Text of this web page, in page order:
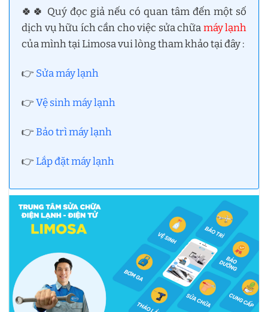
🍀🍀 Quý đọc giả nếu có quan tâm đến một số
dịch vụ hữu ích cần cho việc sửa chữamáy lạnh
của mình tại Limosa vui lòng tham khảo tại đây :
👉 Sửa máy lạnh
👉Vệ sinh máy lạnh
👉Bảo trì máy lạnh
👉Lắp đặt máy lạnh